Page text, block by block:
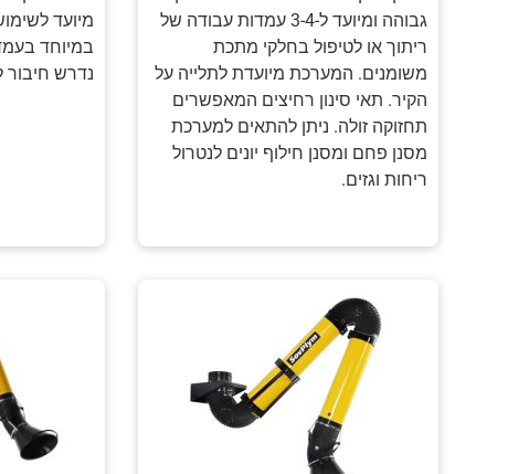
גבוהה ומיועד ל-3-4 עמדות עבודה של
ריתוך או לטיפול בחלקי מתכת
משומנים. המערכת מיועדת לתלייה על
הקיר. תאי סינון רחיצים המאפשרים
תחזוקה זולה. ניתן להתאים למערכת
מסנן פחם ומסנן חילוף יונים לנטרול
ריחות וגזים.
מיועד
במיוחד
נדרש חיבור